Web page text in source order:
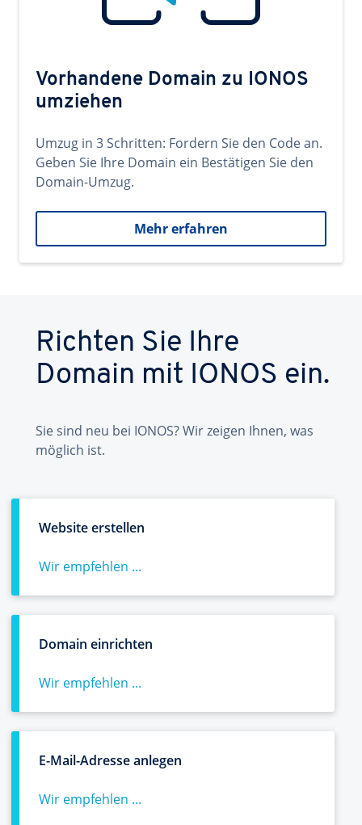
Vorhandene Domain zu IONOS
umziehen
Umzug in 3 Schritten: Fordern Sie den Code an.
Geben Sie Ihre Domain ein Bestätigen Sie den
Domain-Umzug.
Mehr erfahren
Richten Sie Ihre
Domain mit IONOS ein.
Sie sind neu bei IONOS? Wir zeigen Ihnen, was
möglich ist.
Website erstellen
Wir empfehlen ...
Domain einrichten
Wir empfehlen ...
E-Mail-Adresse anlegen
Wir empfehlen ...